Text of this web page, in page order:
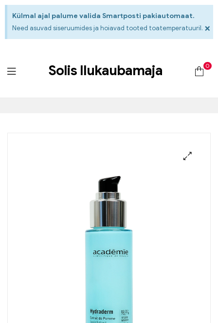
Külmal ajal palume valida Smartposti pakiautomaat.
Need asuvad siseruumides ja hoiavad tooted toatemperatuuril. ×
Solis Ilukaubamaja 0